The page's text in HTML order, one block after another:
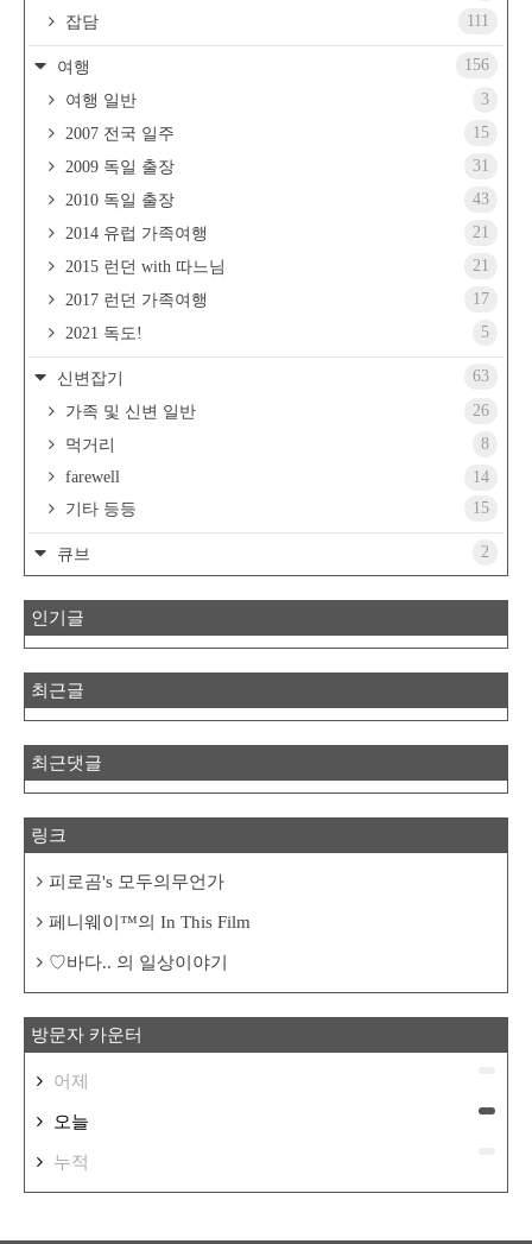
잡담
111
여행
156
여행 일반
3
2007 전국 일주
15
2009 독일 출장
31
2010 독일 출장
43
2014 유럽 가족여행
21
2015 런던 with 따느님
21
2017 런던 가족여행
17
2021 독도!
5
신변잡기
63
가족 및 신변 일반
26
먹거리
8
farewell
14
기타 등등
15
큐브 2
인기글
최근글
최근댓글
링크
피로곰's 모두의무언가
페니웨이™의 In This Film
♡바다.. 의 일상이야기
방문자 카운터
어제
오늘
누적